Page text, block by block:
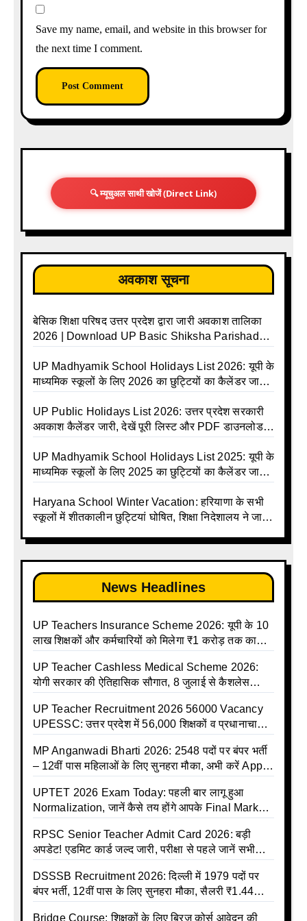
Save my name, email, and website in this browser for
the next time I comment.
🔍 म्यूचुअल साथी खोजें (Direct Link)
अवकाश सूचना
बेसिक शिक्षा परिषद उत्तर प्रदेश द्वारा जारी अवकाश तालिका
2026 | Download UP Basic Shiksha Parishad
Basic School Avkash Talika UP 2026 | UP Basic
Shiksha Parishad Avkash Talika 2026 | UP
Calendar List 2026
UP Madhyamik School Holidays List 2026: यूपी के
माध्यमिक स्कूलों के लिए 2026 का छुट्टियों का कैलेंडर जारी |
UP Madhyamik Avkash Talika 2026 | UP
Madhyamik School avkash suchi | UP
Holiday Calendar | Madhyamik School Holidays
List 2026
UP Public Holidays List 2026: उत्तर प्रदेश सरकारी
अवकाश कैलेंडर जारी, देखें पूरी लिस्ट और PDF डाउनलोड
talika | Sarkari Avkash Talika | Up Holidays List |
Holidays Calendar
UP Madhyamik School Holidays List 2025: यूपी के
माध्यमिक स्कूलों के लिए 2025 का छुट्टियों का कैलेंडर जारी |
Up Madhyamik Avkash Talika 2025 | UP
Madhyamik School avkash suchi | UP
holiday calendar | Madhyamik School Holidays
List 2025
Haryana School Winter Vacation: हरियाणा के सभी
स्कूलों में शीतकालीन छुट्टियां घोषित, शिक्षा निदेशालय ने जारी
News Headlines
UP Teachers Insurance Scheme 2026: यूपी के 10
लाख शिक्षकों और कर्मचारियों को मिलेगा ₹1 करोड़ तक का
UP Teacher Cashless Medical Scheme 2026:
योगी सरकार की ऐतिहासिक सौगात, 8 जुलाई से कैशलेस
UP Teacher Recruitment 2026 56000 Vacancy
UPESSC: उत्तर प्रदेश में 56,000 शिक्षकों व प्रधानाचार्यों
MP Anganwadi Bharti 2026: 2548 पदों पर बंपर भर्ती
– 12वीं पास महिलाओं के लिए सुनहरा मौका, अभी करें Apply
UPTET 2026 Exam Today: पहली बार लागू हुआ
Normalization, जानें कैसे तय होंगे आपके Final Marks
RPSC Senior Teacher Admit Card 2026: बड़ी
अपडेट! एडमिट कार्ड जल्द जारी, परीक्षा से पहले जानें सभी
DSSSB Recruitment 2026: दिल्ली में 1979 पदों पर
बंपर भर्ती, 12वीं पास के लिए सुनहरा मौका, सैलरी ₹1.44
Bridge Course: शिक्षकों के लिए ब्रिज कोर्स आवेदन की